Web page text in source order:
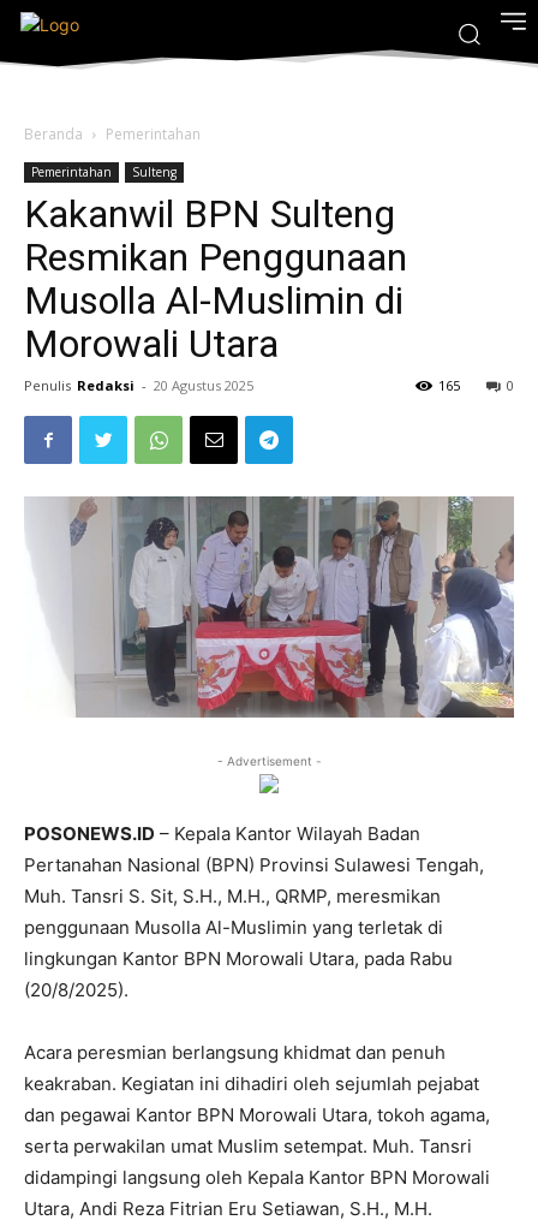
Beranda Pemerintahan
Pemerintahan Sulteng
Kakanwil BPN Sulteng
Resmikan Penggunaan
Musolla Al-Muslimin di
Morowali Utara
Penulis Redaksi - 20 Agustus 2025 0
165
- Advertisement -
POSONEWS.ID – Kepala Kantor Wilayah Badan
Pertanahan Nasional (BPN) Provinsi Sulawesi Tengah,
Muh. Tansri S. Sit, S.H., M.H., QRMP, meresmikan
penggunaan Musolla Al-Muslimin yang terletak di
lingkungan Kantor BPN Morowali Utara, pada Rabu
(20/8/2025).
Acara peresmian berlangsung khidmat dan penuh
keakraban. Kegiatan ini dihadiri oleh sejumlah pejabat
dan pegawai Kantor BPN Morowali Utara, tokoh agama,
serta perwakilan umat Muslim setempat. Muh. Tansri
didampingi langsung oleh Kepala Kantor BPN Morowali
Utara, Andi Reza Fitrian Eru Setiawan, S.H., M.H.